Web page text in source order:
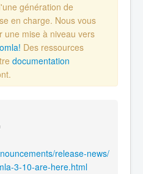
génération de
en charge. Nous vous
une mise à niveau vers
Des ressources
documentation
release-news/
3-10-are-here.html